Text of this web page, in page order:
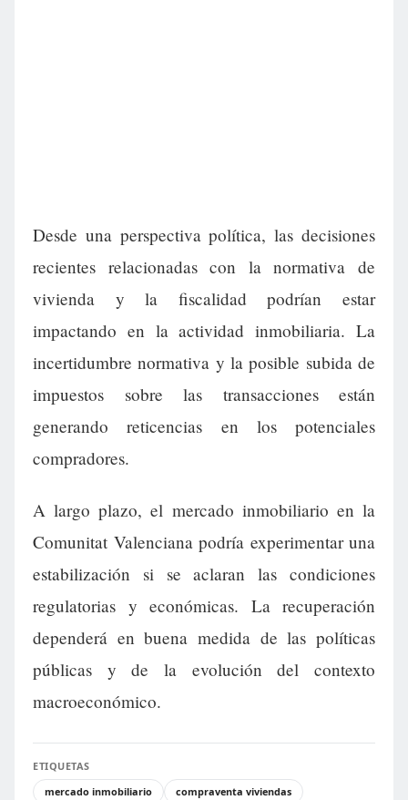
Desde una perspectiva política, las decisiones
recientes relacionadas con la normativa de
vivienda y la fiscalidad podrían estar
impactando en la actividad inmobiliaria. La
incertidumbre normativa y la posible subida de
impuestos sobre las transacciones están
generando reticencias en los potenciales
compradores.
A largo plazo, el mercado inmobiliario en la
Comunitat Valenciana podría experimentar una
estabilización si se aclaran las condiciones
regulatorias y económicas. La recuperación
dependerá en buena medida de las políticas
públicas y de la evolución del contexto
macroeconómico.
ETIQUETAS
mercado inmobiliario
compraventa viviendas